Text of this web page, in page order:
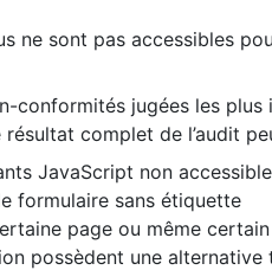
ne sont pas accessibles
conformités jugées les
résultat complet de l’audit
JavaScript non
formulaire sans étiquette
page ou même
possèdent une alternative